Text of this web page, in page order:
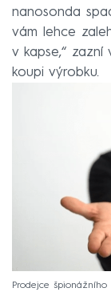
nanosonda
vám lehce
v kapse,“
koupi výrobku.
Prodejce